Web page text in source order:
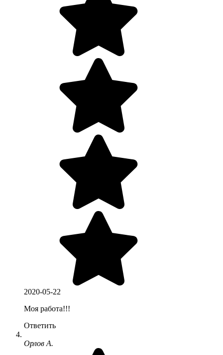
2020-05-22
Моя работа!!!
Ответить
Орлов А.